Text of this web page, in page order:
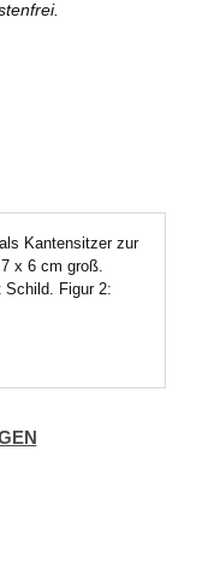
Kantensitzer zur
x 6 cm groß.
Schild. Figur 2: